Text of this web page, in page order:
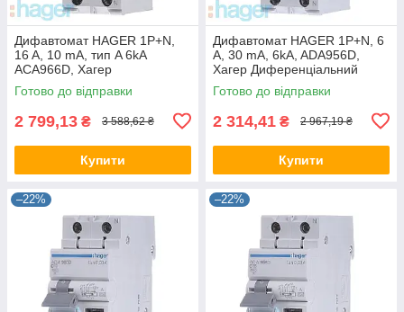
Дифавтомат HAGER 1P+N,
16 A, 10 mA, тип A 6kA
ACA966D, Хагер
Диференціальний
автоматичний вимикач, АВДТ
Готово до відправки
2 799,13 ₴ 3 588,62 ₴
Купити
Дифавтомат HAGER 1P+N, 6
A, 30 mA, 6kA, ADA956D,
Хагер Диференціальний
автоматичний вимикач, АВДТ
Готово до відправки
2 314,41 ₴ 2 967,19 ₴
Купити
–22% –22%